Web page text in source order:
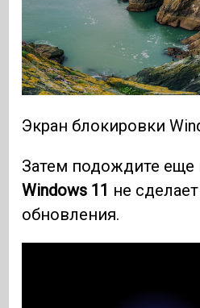
Экран блокировки
Затем подождите еще
Windows 11 не
обновления.